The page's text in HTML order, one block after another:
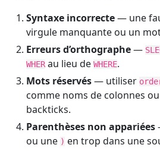
Syntaxe incorrecte— une
virgule manquante ou un
Erreurs d’orthographe—
WHERau lieu de WHERE.
Mots réservés— utiliser
comme noms de colonnes
backticks.
Parenthèses non appariées
ou une ) en trop dans une